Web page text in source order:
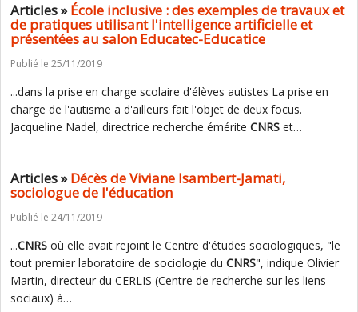
Articles »École inclusive : des exemples de travaux et
de pratiques utilisant l'intelligence artificielle et
présentées au salon Educatec-Educatice
Publié le 25/11/2019
...dans la prise en charge scolaire d'élèves autistes La prise en
charge de l'autisme a d'ailleurs fait l'objet de deux focus.
Jacqueline Nadel, directrice recherche émérite CNRS et…
Articles »Décès de Viviane Isambert-Jamati,
sociologue de l'éducation
Publié le 24/11/2019
...CNRS où elle avait rejoint le Centre d'études sociologiques, "le
tout premier laboratoire de sociologie du CNRS", indique Olivier
Martin, directeur du CERLIS (Centre de recherche sur les liens
sociaux) à…